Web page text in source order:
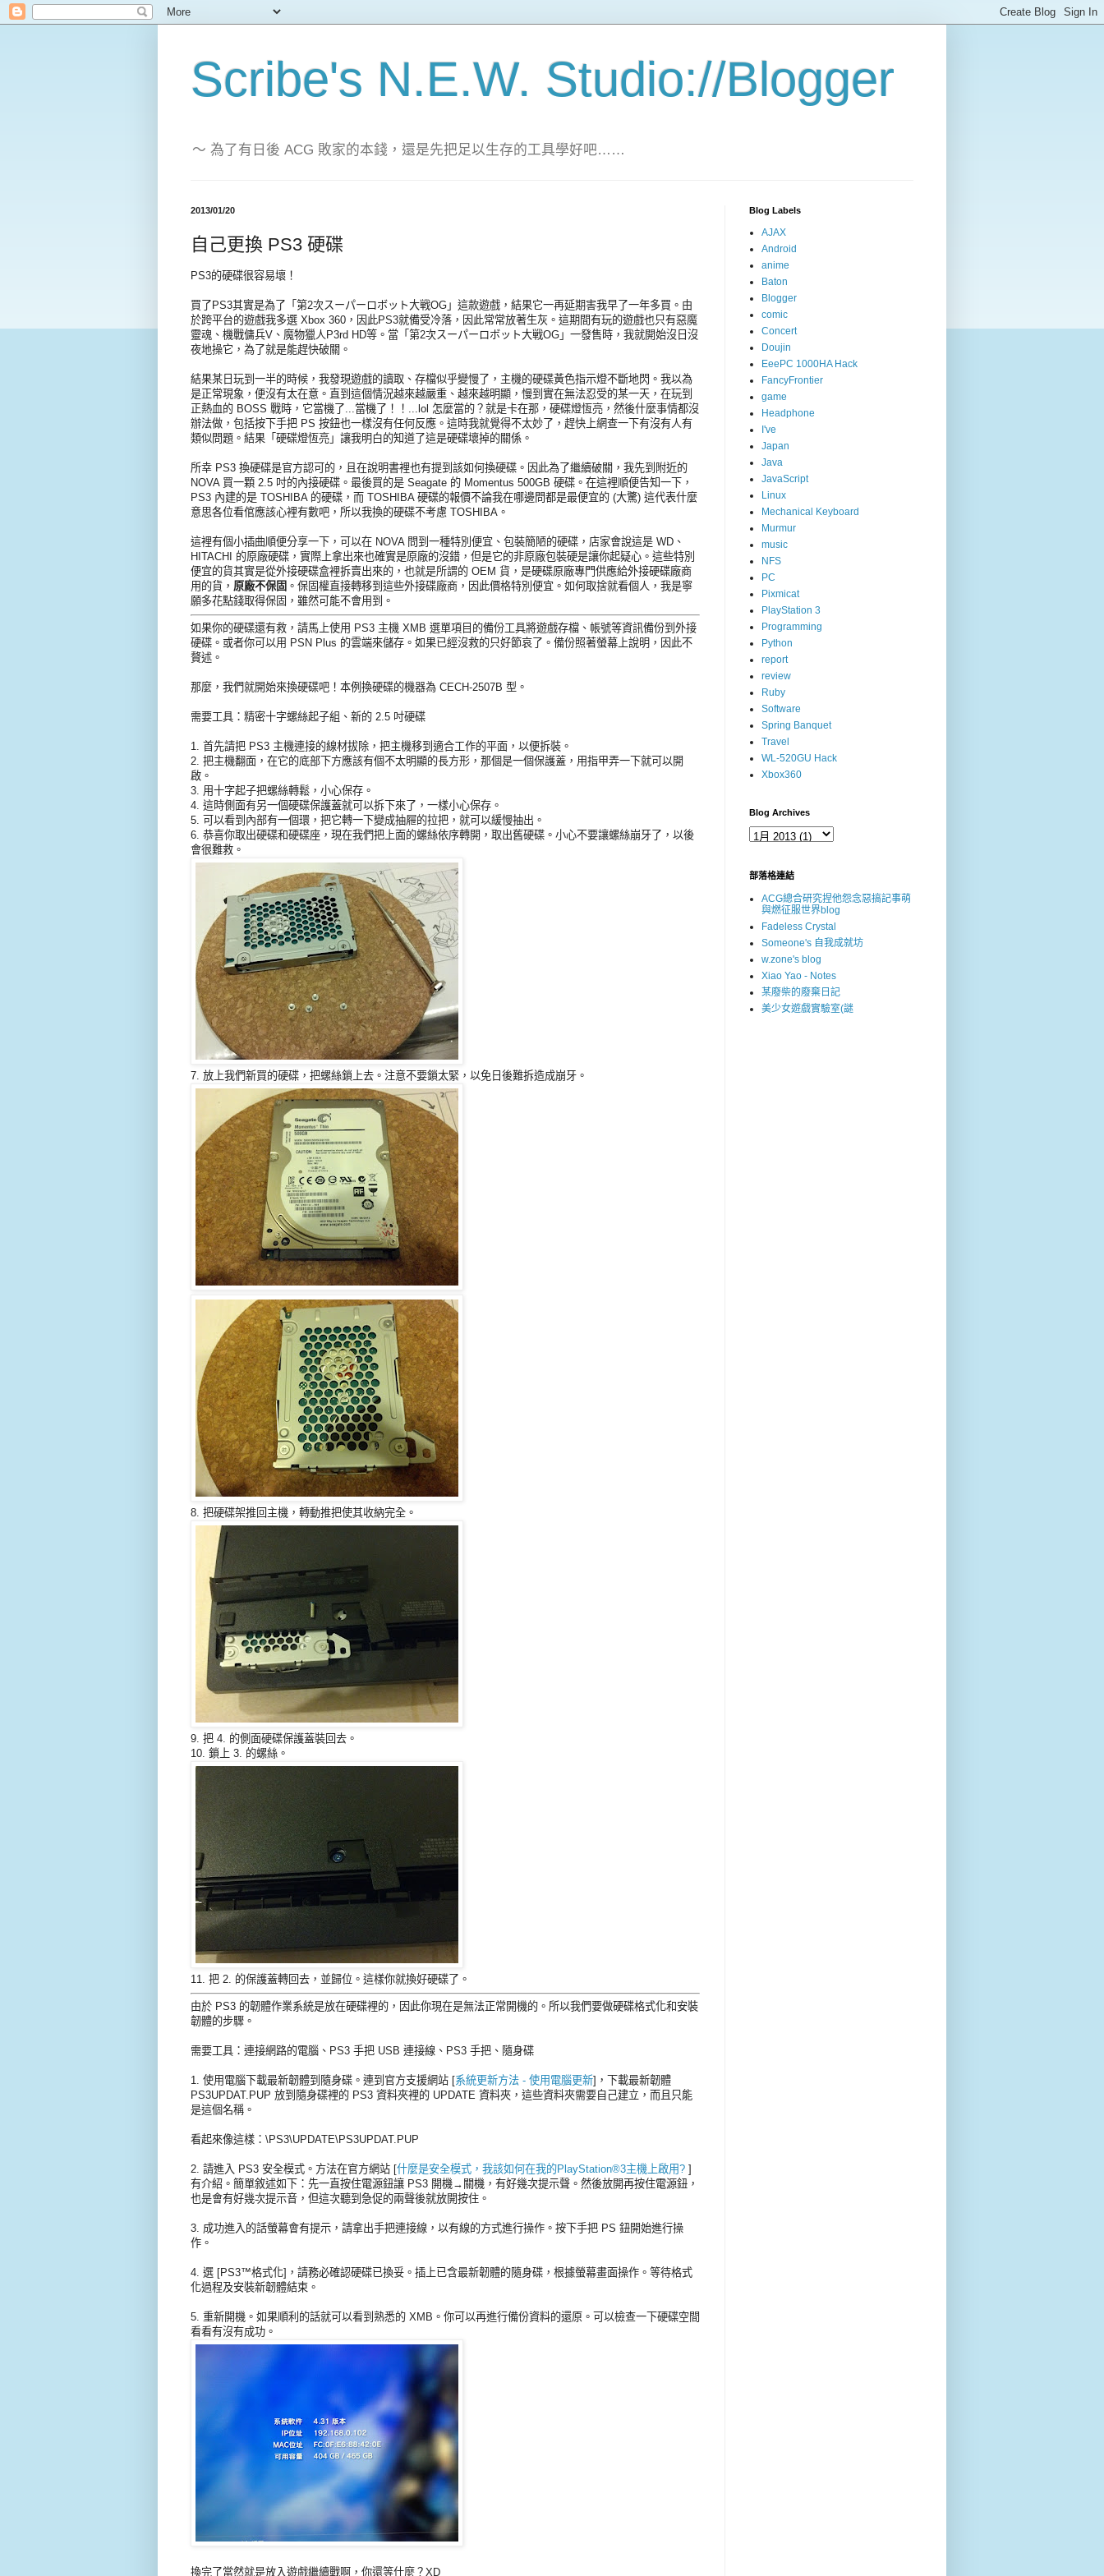
Scribe's N.E.W. Studio://Blogger
～ 為了有日後 ACG 敗家的本錢，還是先把足以生存的工具學好吧……
2013/01/20
自己更換 PS3 硬碟
PS3的硬碟很容易壞！
買了PS3其實是為了「第2次スーパーロボット大戦OG」這款遊戲，結果它一再延期害我早了一年多買。由
於跨平台的遊戲我多選 Xbox 360，因此PS3就備受冷落，因此常常放著生灰。這期間有玩的遊戲也只有惡魔
靈魂、機戰傭兵V、魔物獵人P3rd HD等。當「第2次スーパーロボット大戦OG」一發售時，我就開始沒日沒
夜地操它，為了就是能趕快破關。
結果某日玩到一半的時候，我發現遊戲的讀取、存檔似乎變慢了，主機的硬碟黃色指示燈不斷地閃。我以為
是正常現象，便沒有太在意。直到這個情況越來越嚴重、越來越明顯，慢到實在無法忍受的某一天，在玩到
正熱血的 BOSS 戰時，它當機了...當機了！！...lol 怎麼當的？就是卡在那，硬碟燈恆亮，然後什麼事情都沒
辦法做，包括按下手把 PS 按鈕也一樣沒有任何反應。這時我就覺得不太妙了，趕快上網查一下有沒有人有
類似問題。結果「硬碟燈恆亮」讓我明白的知道了這是硬碟壞掉的關係。
所幸 PS3 換硬碟是官方認可的，且在說明書裡也有提到該如何換硬碟。因此為了繼續破關，我先到附近的
NOVA 買一顆 2.5 吋的內接硬碟。最後買的是 Seagate 的 Momentus 500GB 硬碟。在這裡順便告知一下，
PS3 內建的是 TOSHIBA 的硬碟，而 TOSHIBA 硬碟的報價不論我在哪邊問都是最便宜的 (大驚) 這代表什麼
意思各位看倌應該心裡有數吧，所以我換的硬碟不考慮 TOSHIBA。
這裡有個小插曲順便分享一下，可以在 NOVA 問到一種特別便宜、包裝簡陋的硬碟，店家會說這是 WD、
HITACHI 的原廠硬碟，實際上拿出來也確實是原廠的沒錯，但是它的非原廠包裝硬是讓你起疑心。這些特別
便宜的貨其實是從外接硬碟盒裡拆賣出來的，也就是所謂的 OEM 貨，是硬碟原廠專門供應給外接硬碟廠商
用的貨， 原廠不保固 。保固權直接轉移到這些外接碟廠商，因此價格特別便宜。如何取捨就看個人，我是寧
願多花點錢取得保固，雖然可能不會用到。
如果你的硬碟還有救，請馬上使用 PS3 主機 XMB 選單項目的備份工具將遊戲存檔、帳號等資訊備份到外接
硬碟。或者你可以用 PSN Plus 的雲端來儲存。如果已經沒救的只好節哀了。備份照著螢幕上說明，因此不
贅述。
那麼，我們就開始來換硬碟吧！本例換硬碟的機器為 CECH-2507B 型。
需要工具：精密十字螺絲起子組、新的 2.5 吋硬碟
1. 首先請把 PS3 主機連接的線材拔除，把主機移到適合工作的平面，以便拆裝。
2. 把主機翻面，在它的底部下方應該有個不太明顯的長方形，那個是一個保護蓋，用指甲弄一下就可以開
啟。
3. 用十字起子把螺絲轉鬆，小心保存。
4. 這時側面有另一個硬碟保護蓋就可以拆下來了，一樣小心保存。
5. 可以看到內部有一個環，把它轉一下變成抽屜的拉把，就可以緩慢抽出。
6. 恭喜你取出硬碟和硬碟座，現在我們把上面的螺絲依序轉開，取出舊硬碟。小心不要讓螺絲崩牙了，以後
會很難救。
7. 放上我們新買的硬碟，把螺絲鎖上去。注意不要鎖太緊，以免日後難拆造成崩牙。
8. 把硬碟架推回主機，轉動推把使其收納完全。
9. 把 4. 的側面硬碟保護蓋裝回去。
10. 鎖上 3. 的螺絲。
11. 把 2. 的保護蓋轉回去，並歸位。這樣你就換好硬碟了。
由於 PS3 的韌體作業系統是放在硬碟裡的，因此你現在是無法正常開機的。所以我們要做硬碟格式化和安裝
韌體的步驟。
需要工具：連接網路的電腦、PS3 手把 USB 連接線、PS3 手把、隨身碟
1. 使用電腦下載最新韌體到隨身碟。連到官方支援網站 [系統更新方法 - 使用電腦更新]，下載最新韌體
PS3UPDAT.PUP 放到隨身碟裡的 PS3 資料夾裡的 UPDATE 資料夾，這些資料夾需要自己建立，而且只能
是這個名稱。
看起來像這樣：\PS3\UPDATE\PS3UPDAT.PUP
2. 請進入 PS3 安全模式。方法在官方網站 [什麼是安全模式，我該如何在我的PlayStation®3主機上啟用? ]
有介紹。簡單敘述如下：先一直按住電源鈕讓 PS3 開機→關機，有好幾次提示聲。然後放開再按住電源鈕，
也是會有好幾次提示音，但這次聽到急促的兩聲後就放開按住。
3. 成功進入的話螢幕會有提示，請拿出手把連接線，以有線的方式進行操作。按下手把 PS 鈕開始進行操
作。
4. 選 [PS3™格式化]，請務必確認硬碟已換妥。插上已含最新韌體的隨身碟，根據螢幕畫面操作。等待格式
化過程及安裝新韌體結束。
5. 重新開機。如果順利的話就可以看到熟悉的 XMB。你可以再進行備份資料的還原。可以檢查一下硬碟空間
看看有沒有成功。
換完了當然就是放入遊戲繼續戰啊，你還等什麼？XD
Blog Labels
AJAX
Android
anime
Baton
Blogger
comic
Concert
Doujin
EeePC 1000HA Hack
FancyFrontier
game
Headphone
I've
Japan
Java
JavaScript
Linux
Mechanical Keyboard
Murmur
music
NFS
PC
Pixmicat
PlayStation 3
Programming
Python
report
review
Ruby
Software
Spring Banquet
Travel
WL-520GU Hack
Xbox360
Blog Archives
部落格連結
ACG總合研究捏他怨念惡搞記事萌
與燃征服世界blog
Fadeless Crystal
Someone's 自我成就坊
w.zone's blog
Xiao Yao - Notes
某廢柴的廢棄日記
美少女遊戲實驗室(謎